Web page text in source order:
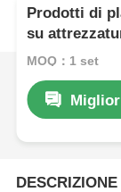
Prodotti di
su
MOQ：1 set